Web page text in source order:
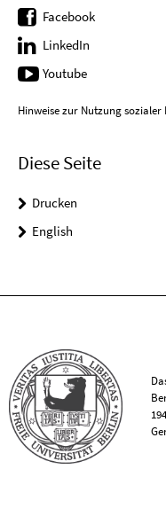
Facebook
LinkedIn
Youtube
Hinweise zur Nutzung sozialer
Diese Seite
Drucken
English